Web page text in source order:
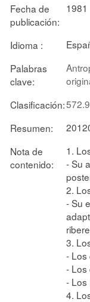
Fecha de
publicación:
1981
Idioma :
Palabras
clave:
Clasificación:
Resumen:
Nota de
contenido:
1.
- Su
2.
- Su
3.
- Los
- Los
- Los
4.